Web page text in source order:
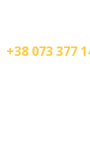
+38 073 377